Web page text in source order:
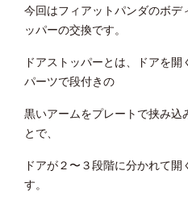
今回はフィアットパンダのボデ
ッパーの交換です。
ドアストッパーとは、ドアを
パーツで段付きの
黒いアームをプレートで挟み込
とで、
ドアが２〜３段階に分かれて
す。